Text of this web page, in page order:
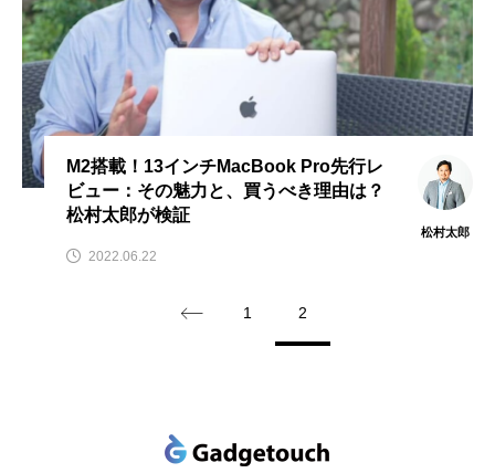
M2搭載！13インチMacBook Pro先行レ
ビュー：その魅力と、買うべき理由は？
松村太郎が検証
松村太郎
2022.06.22
1 2